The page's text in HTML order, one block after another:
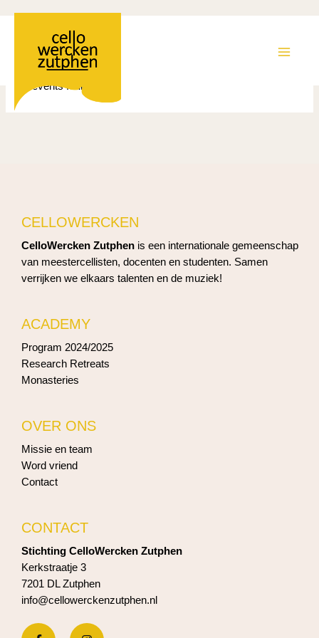
Alle evenementen
No events found.
CELLOWERCKEN
CelloWercken Zutphen is een internationale gemeenschap
van meestercellisten, docenten en studenten. Samen
verrijken we elkaars talenten en de muziek!
ACADEMY
Program 2024/2025
Research Retreats
Monasteries
OVER ONS
Missie en team
Word vriend
Contact
CONTACT
Stichting CelloWercken Zutphen
Kerkstraatje 3
7201 DL Zutphen
info@cellowerckenzutphen.nl